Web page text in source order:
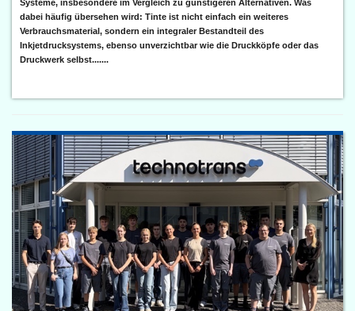
Systeme, insbesondere im Vergleich zu günstigeren Alternativen. Was
dabei häufig übersehen wird: Tinte ist nicht einfach ein weiteres
Verbrauchsmaterial, sondern ein integraler Bestandteil des
Inkjetdrucksystems, ebenso unverzichtbar wie die Druckköpfe oder das
Druckwerk selbst.......